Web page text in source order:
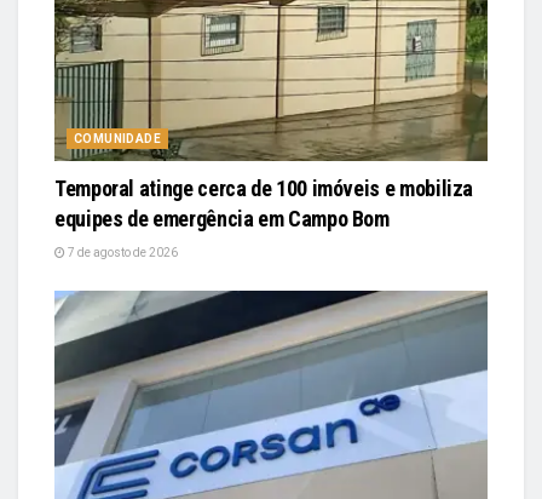
COMUNIDADE
Temporal atinge cerca de 100 imóveis e mobiliza
equipes de emergência em Campo Bom
7 de agosto de 2026